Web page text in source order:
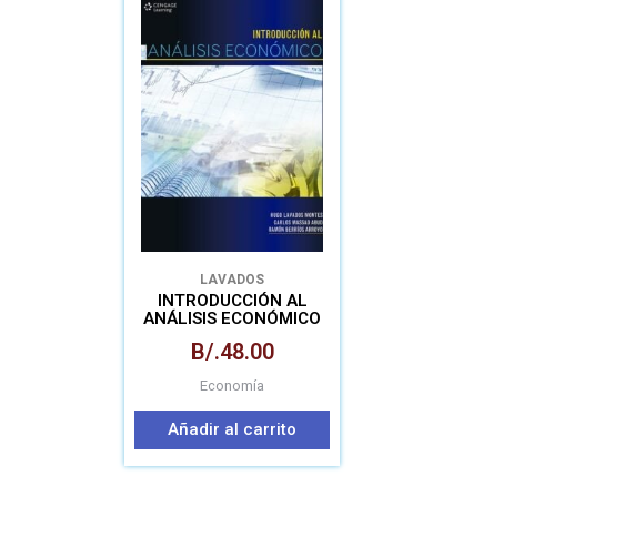
LAVADOS
INTRODUCCIÓN AL
ANÁLISIS ECONÓMICO
B/.48.00
Economía
Añadir al carrito